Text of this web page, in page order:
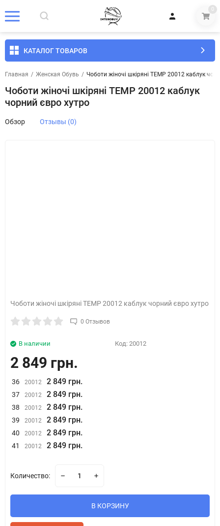
0
КАТАЛОГ ТОВАРОВ
Главная / Женская Обувь / Чоботи жіночі шкіряні TEMP 20012 каблук
Чоботи жіночі шкіряні TEMP 20012 каблук
чорний євро хутро
Обзор Отзывы (0)
Чоботи жіночі шкіряні TEMP 20012 каблук чорний євро хутро
0 Отзывов
В наличии Код: 20012
2 849 грн.
36 20012 2 849 грн.
37 20012 2 849 грн.
38 20012 2 849 грн.
39 20012 2 849 грн.
40 20012 2 849 грн.
41 20012 2 849 грн.
Количество:
В КОРЗИНУ